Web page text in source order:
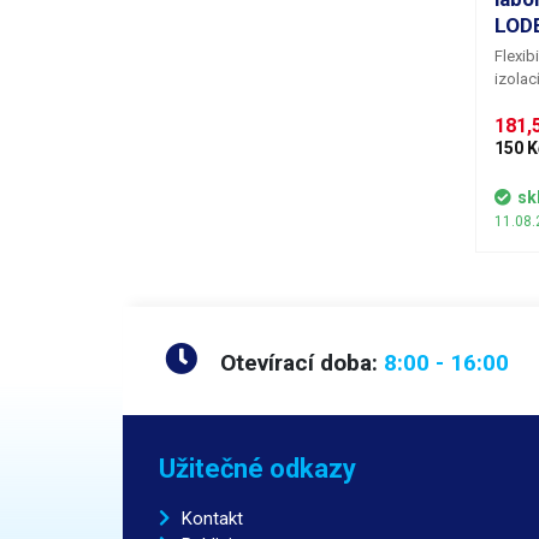
což
150
Otevírací doba: 8:00 - 16:00
Užitečné odkazy
Kontakt